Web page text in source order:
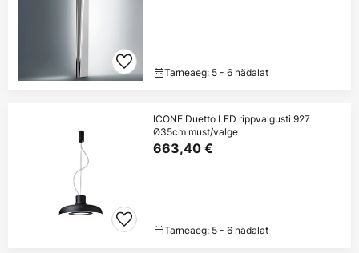
Tarneaeg: 5 - 6 nädalat
ICONE Duetto LED rippvalgusti 927
Ø35cm must/valge
663,40 €
Tarneaeg: 5 - 6 nädalat